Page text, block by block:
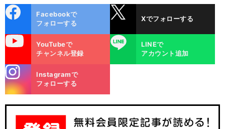
ok
Facebookで
フォローする
Xでフォローする
YouTubeで
チャンネル登録
LINE
LINEで
アカウント追加
m
Instagramで
フォローする